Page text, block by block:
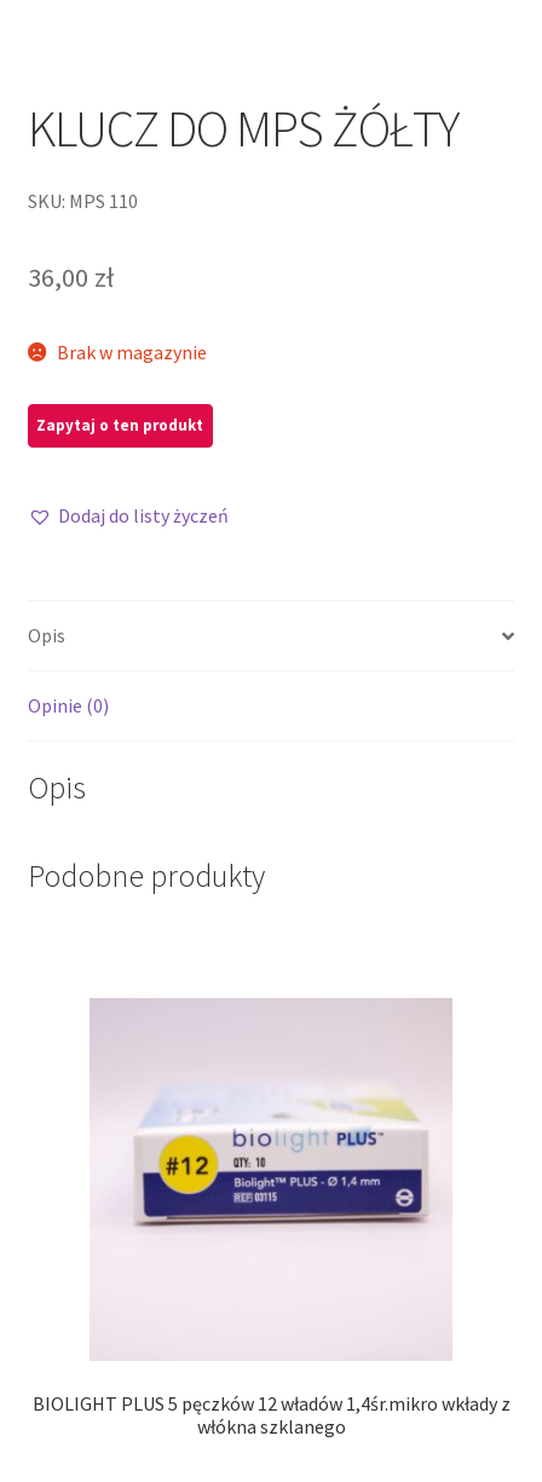
KLUCZ DO MPS ŻÓŁTY
SKU: MPS 110
36,00 zł
Brak w magazynie
Dodaj do listy życzeń
Opis
Opinie (0)
Opis
Podobne produkty
BIOLIGHT PLUS 5 pęczków 12 władów 1,4śr.mikro wkłady z
włókna szklanego